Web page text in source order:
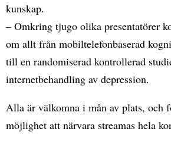
kunskap.
– Omkring tjugo olika presentatörer
om allt från mobiltelefonbaserad
till en randomiserad kontrollerad
internetbehandling av depression.
Alla är välkomna i mån av plats, och
möjlighet att närvara streamas hela